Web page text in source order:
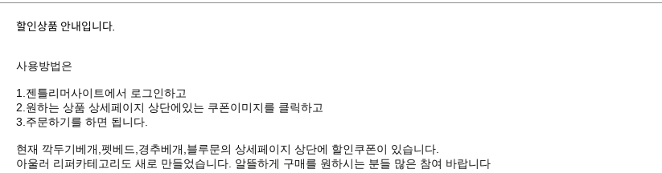
할인상품 안내입니다.
사용방법은
1.젠틀리머사이트에서 로그인하고
2.원하는 상품 상세페이지 상단에있는 쿠폰이미지를 클릭하고
3.주문하기를 하면 됩니다.
현재 깍두기베개,펫베드,경추베개,블루문의 상세페이지 상단에 할인쿠폰이 있습니다.
아울러 리퍼카테고리도 새로 만들었습니다. 알뜰하게 구매를 원하시는 분들 많은 참여 바랍니다